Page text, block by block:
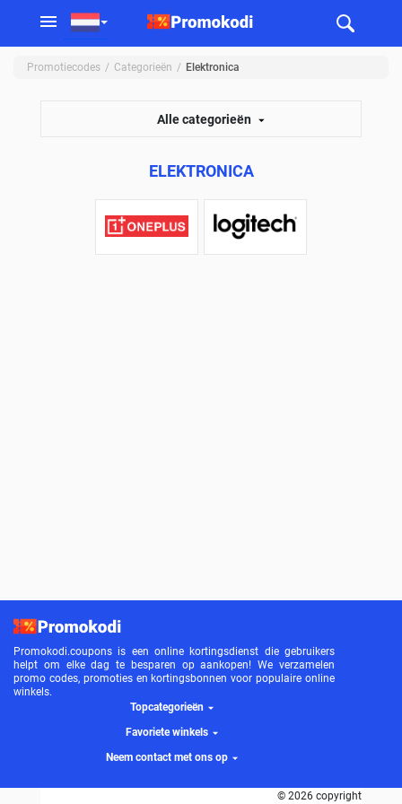
Promotiecodes Categorieën Elektronica
Alle categorieën
ELEKTRONICA
Promokodi.coupons is een online kortingsdienst die gebruikers
helpt om elke dag te besparen op aankopen! We verzamelen
promo codes, promoties en kortingsbonnen voor populaire online
winkels.
Topcategorieën
Favoriete winkels
Neem contact met ons op
© 2026 copyright